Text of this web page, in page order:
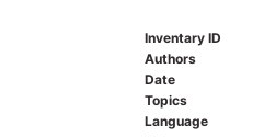
Inventary ID
Authors
Date
Topics
Language